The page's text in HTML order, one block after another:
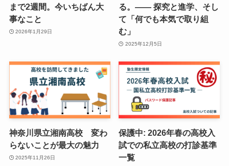
まで2週間。今いちばん大
事なこと
2026年1月29日
る。—— 探究と進学、そし
て「何でも本気で取り組
む」
2025年12月5日
神奈川県立湘南高校 変わ
らないことが最大の魅力
2025年11月26日
保護中: 2026年春の高校入
試での私立高校の打診基準
一覧